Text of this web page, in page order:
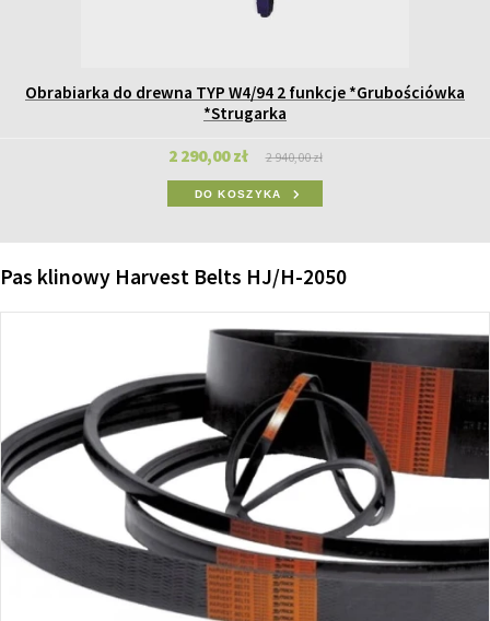
Obrabiarka do drewna TYP W4/94 2 funkcje *Grubościówka
*Strugarka
2 290,00 zł 2 940,00 zł
DO KOSZYKA
Pas klinowy Harvest Belts HJ/H-2050